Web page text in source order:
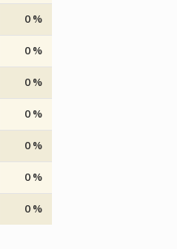
0 %
0 %
0 %
0 %
0 %
0 %
0 %